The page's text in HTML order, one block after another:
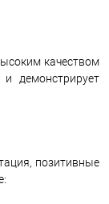
качеством
демонстрирует
позитивные